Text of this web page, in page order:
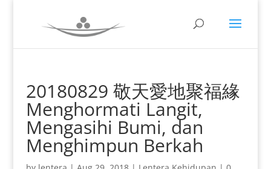
20180829 敬天愛地聚福緣
Menghormati Langit,
Mengasihi Bumi, dan
Menghimpun Berkah